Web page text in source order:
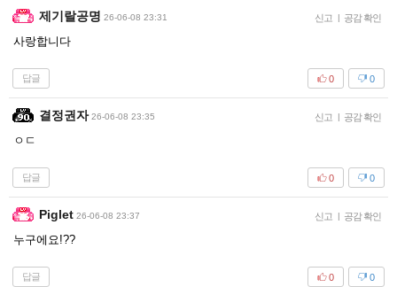
제기랄공명 26-06-08 23:31 신고 | 공감 확인
사랑합니다
답글 0
0
결정권자 26-06-08 23:35 신고 | 공감 확인
ㅇㄷ
답글 0
0
Piglet 26-06-08 23:37 신고 | 공감 확인
누구에요!??
답글 0
0